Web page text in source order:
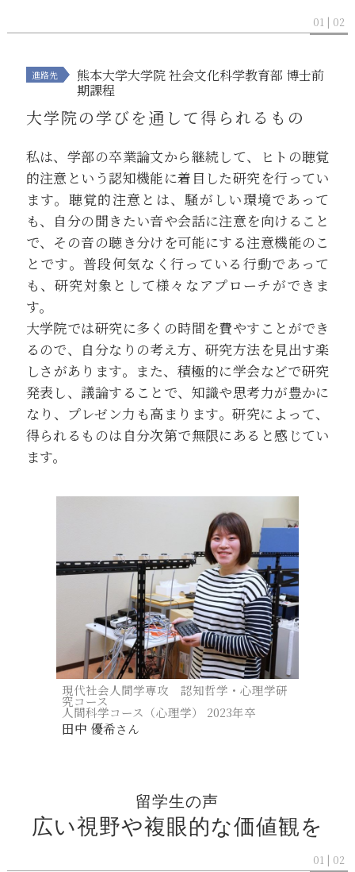
01 | 02
熊本大学大学院 社会文化科学教育部 博士前
期課程
大学院の学びを通して得られるもの
私は、学部の卒業論文から継続して、ヒトの聴覚
的注意という認知機能に着目した研究を行ってい
ます。聴覚的注意とは、騒がしい環境であって
も、自分の聞きたい音や会話に注意を向けること
で、その音の聴き分けを可能にする注意機能のこ
とです。普段何気なく行っている行動であって
も、研究対象として様々なアプローチができま
す。
大学院では研究に多くの時間を費やすことができ
るので、自分なりの考え方、研究方法を見出す楽
しさがあります。また、積極的に学会などで研究
発表し、議論することで、知識や思考力が豊かに
なり、プレゼン力も高まります。研究によって、
得られるものは自分次第で無限にあると感じてい
ます。
現代社会人間学専攻 認知哲学・心理学研
究コース
人間科学コース（心理学） 2023年卒
田中 優希さん
留学生の声
広い視野や複眼的な価値観を
01 | 02